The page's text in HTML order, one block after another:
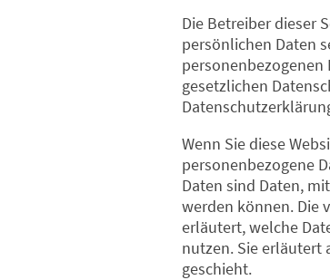
Die Betreiber dieser
persönlichen Daten
gesetzlichen
Wenn Sie diese
personenbezogene
Daten sind Daten,
werden können. Die
erläutert, welche
nutzen. Sie erläutert
geschieht.